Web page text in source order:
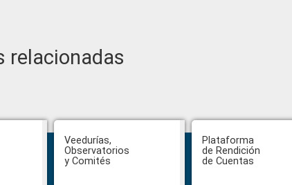
relacionadas
Veedurías,
Observatorios
y Comités
Plataforma
de Rendición
de Cuentas